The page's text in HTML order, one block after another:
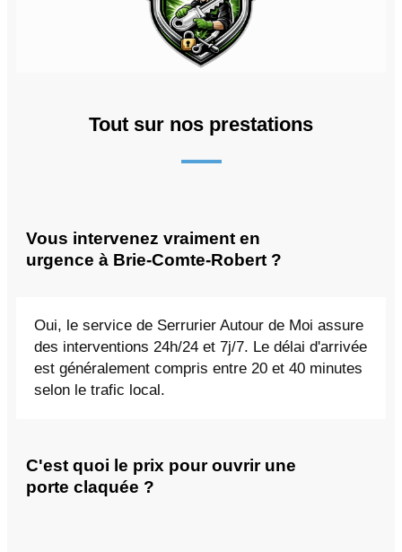
Tout sur nos prestations
Vous intervenez vraiment en
urgence à Brie-Comte-Robert ?
Oui, le service de Serrurier Autour de Moi assure
des interventions 24h/24 et 7j/7. Le délai d'arrivée
est généralement compris entre 20 et 40 minutes
selon le trafic local.
C'est quoi le prix pour ouvrir une
porte claquée ?